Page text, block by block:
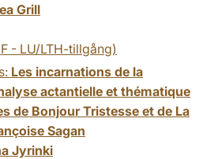
Grill
- LU/LTH-tillgång)
Les incarnations de la
actantielle et thématique
de Bonjour Tristesse et de La
Sagan
Jyrinki